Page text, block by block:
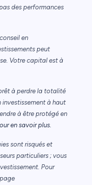
des performances
en
peut
Votre capital est à
à perdre la totalité
à haut
à être protégé en
en savoir plus.
sont risqués et
particuliers ; vous
Pour